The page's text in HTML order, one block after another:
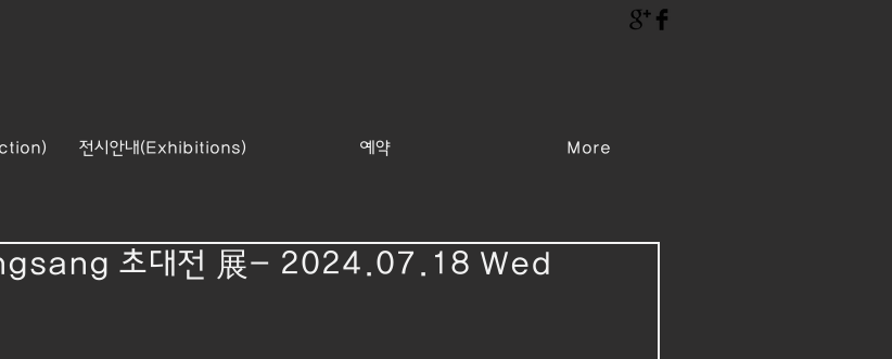
전시안내(Exhibitions) 예약 More
초대전 展- 2024.07.18 Wed